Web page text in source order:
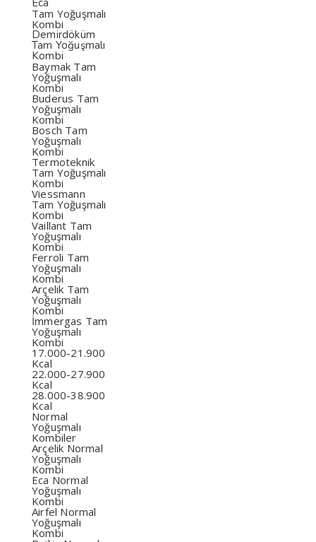
Eca
Tam Yoğuşmalı
Kombi
Demirdöküm
Tam Yoğuşmalı
Kombi
Baymak Tam
Yoğuşmalı
Kombi
Buderus Tam
Yoğuşmalı
Kombi
Bosch Tam
Yoğuşmalı
Kombi
Termoteknik
Tam Yoğuşmalı
Kombi
Viessmann
Tam Yoğuşmalı
Kombi
Vaillant Tam
Yoğuşmalı
Kombi
Ferroli Tam
Yoğuşmalı
Kombi
Arçelik Tam
Yoğuşmalı
Kombi
İmmergas Tam
Yoğuşmalı
Kombi
17.000-21.900
Kcal
22.000-27.900
Kcal
28.000-38.900
Kcal
Normal
Yoğuşmalı
Kombiler
Arçelik Normal
Yoğuşmalı
Kombi
Eca Normal
Yoğuşmalı
Kombi
Airfel Normal
Yoğuşmalı
Kombi